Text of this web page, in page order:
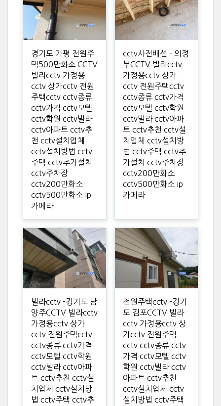
경기도 가평 전원주
택500만화소 CCTV
빌라cctv 가정용
cctv 상가cctv 전원
주택cctv cctv종류
cctv가격 cctv모텔
cctv학원 cctv빌라
cctv아파트 cctv추
천 cctv설치업체
cctv설치방법 cctv
주택 cctv추가설치
cctv주차장
cctv200만화소
cctv500만화소 ip
카메라
cctv사전배선 - 의정
부CCTV 빌라cctv
가정용cctv 상가
cctv 전원주택cctv
cctv종류 cctv가격
cctv모텔 cctv학원
cctv빌라 cctv아파
트 cctv추천 cctv설
치업체 cctv설치방
법 cctv주택 cctv추
가설치 cctv주차장
cctv200만화소
cctv500만화소 ip
카메라
빌라cctv -경기도 남
양주CCTV 빌라cctv
가정용cctv 상가
cctv 전원주택cctv
cctv종류 cctv가격
cctv모텔 cctv학원
cctv빌라 cctv아파
트 cctv추천 cctv설
치업체 cctv설치방
법 cctv주택 cctv추
전원주택cctv -경기
도 김포CCTV 빌라
cctv 가정용cctv 상
가cctv 전원주택
cctv cctv종류 cctv
가격 cctv모텔 cctv
학원 cctv빌라 cctv
아파트 cctv추천
cctv설치업체 cctv
설치방법 cctv주택